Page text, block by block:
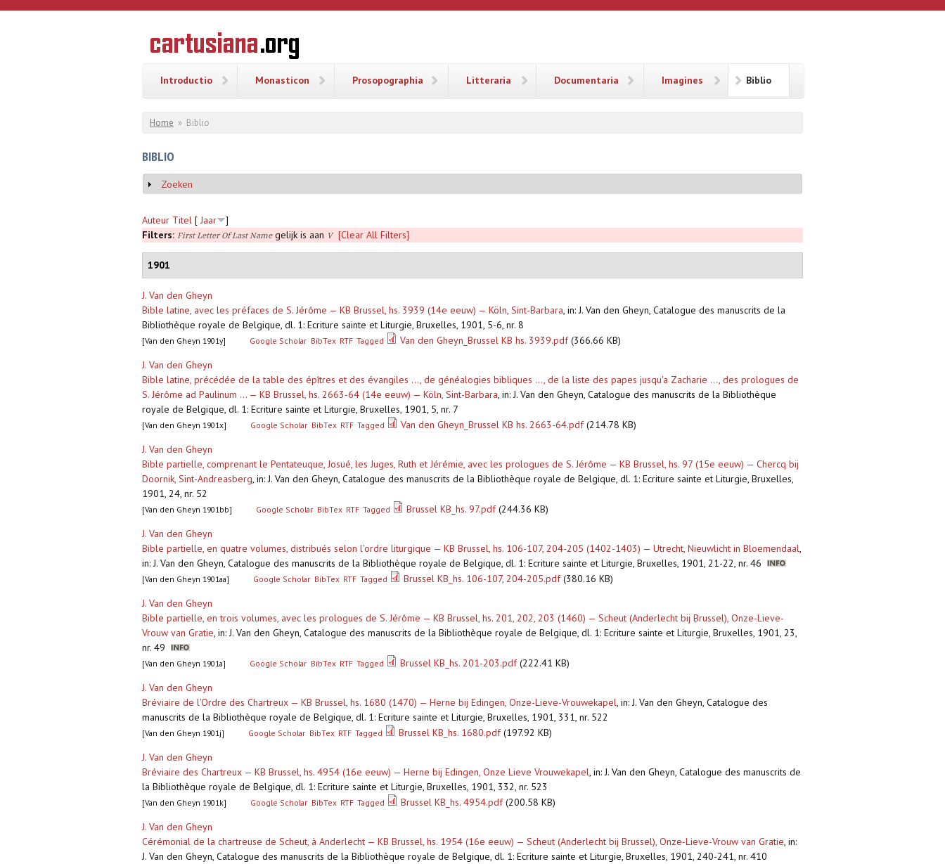
Overslaan en naar de inhoud gaan
CARTUSIANA
Geschiedenis
van de
Introductio Monasticon Prosopographia Litteraria Documentaria Imagines Biblio
U bent hier
Home » Biblio
BIBLIO
Weergeven
Zoeken
Auteur Titel [ Jaar
]
Filters: First Letter Of Last Namegelijk is aan V [Clear All Filters]
1901
J. Van den Gheyn
Bible latine, avec les préfaces de S. Jérôme — KB Brussel, hs. 3939 (14e eeuw) — Köln, Sint-Barbara, in: J. Van den Gheyn, Catalogue des manuscrits de la
Bibliothèque royale de Belgique, dl. 1: Ecriture sainte et Liturgie, Bruxelles, 1901, 5-6, nr. 8
[Van den Gheyn 1901y] Google Scholar BibTex RTF Tagged Van den Gheyn_Brussel KB hs. 3939.pdf(366.66 KB)
J. Van den Gheyn
Bible latine, précédée de la table des épîtres et des évangiles ..., de généalogies bibliques ..., de la liste des papes jusqu'a Zacharie ..., des prologues de
S. Jérôme ad Paulinum ... — KB Brussel, hs. 2663-64 (14e eeuw) — Köln, Sint-Barbara, in: J. Van den Gheyn, Catalogue des manuscrits de la Bibliothèque
royale de Belgique, dl. 1: Ecriture sainte et Liturgie, Bruxelles, 1901, 5, nr. 7
[Van den Gheyn 1901x] Google Scholar BibTex RTF Tagged Van den Gheyn_Brussel KB hs. 2663-64.pdf(214.78 KB)
J. Van den Gheyn
Bible partielle, comprenant le Pentateuque, Josué, les Juges, Ruth et Jérémie, avec les prologues de S. Jérôme — KB Brussel, hs. 97 (15e eeuw) — Chercq bij
Doornik, Sint-Andreasberg, in: J. Van den Gheyn, Catalogue des manuscrits de la Bibliothèque royale de Belgique, dl. 1: Ecriture sainte et Liturgie, Bruxelles,
1901, 24, nr. 52
[Van den Gheyn 1901bb] Google Scholar BibTex RTF Tagged Brussel KB_hs. 97.pdf(244.36 KB)
J. Van den Gheyn
Bible partielle, en quatre volumes, distribués selon l'ordre liturgique — KB Brussel, hs. 106-107, 204-205 (1402-1403) — Utrecht, Nieuwlicht in Bloemendaal,
in: J. Van den Gheyn, Catalogue des manuscrits de la Bibliothèque royale de Belgique, dl. 1: Ecriture sainte et Liturgie, Bruxelles, 1901, 21-22, nr. 46
[Van den Gheyn 1901aa] Google Scholar BibTex RTF Tagged Brussel KB_hs. 106-107, 204-205.pdf(380.16 KB)
J. Van den Gheyn
Bible partielle, en trois volumes, avec les prologues de S. Jérôme — KB Brussel, hs. 201, 202, 203 (1460) — Scheut (Anderlecht bij Brussel), Onze-Lieve-
Vrouw van Gratie, in: J. Van den Gheyn, Catalogue des manuscrits de la Bibliothèque royale de Belgique, dl. 1: Ecriture sainte et Liturgie, Bruxelles, 1901, 23,
nr. 49
[Van den Gheyn 1901a] Google Scholar BibTex RTF Tagged Brussel KB_hs. 201-203.pdf(222.41 KB)
J. Van den Gheyn
Bréviaire de l'Ordre des Chartreux — KB Brussel, hs. 1680 (1470) — Herne bij Edingen, Onze-Lieve-Vrouwekapel, in: J. Van den Gheyn, Catalogue des
manuscrits de la Bibliothèque royale de Belgique, dl. 1: Ecriture sainte et Liturgie, Bruxelles, 1901, 331, nr. 522
[Van den Gheyn 1901j] Google Scholar BibTex RTF Tagged Brussel KB_hs. 1680.pdf(197.92 KB)
J. Van den Gheyn
Bréviaire des Chartreux — KB Brussel, hs. 4954 (16e eeuw) — Herne bij Edingen, Onze Lieve Vrouwekapel, in: J. Van den Gheyn, Catalogue des manuscrits de
la Bibliothèque royale de Belgique, dl. 1: Ecriture sainte et Liturgie, Bruxelles, 1901, 332, nr. 523
[Van den Gheyn 1901k] Google Scholar BibTex RTF Tagged Brussel KB_hs. 4954.pdf(200.58 KB)
J. Van den Gheyn
Cérémonial de la chartreuse de Scheut, à Anderlecht — KB Brussel, hs. 1954 (16e eeuw) — Scheut (Anderlecht bij Brussel), Onze-Lieve-Vrouw van Gratie, in:
J. Van den Gheyn, Catalogue des manuscrits de la Bibliothèque royale de Belgique, dl. 1: Ecriture sainte et Liturgie, Bruxelles, 1901, 240-241, nr. 410